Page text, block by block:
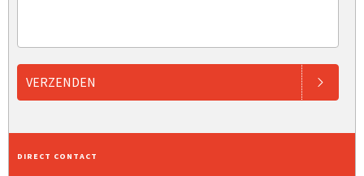
VERZENDEN
DIRECT CONTACT